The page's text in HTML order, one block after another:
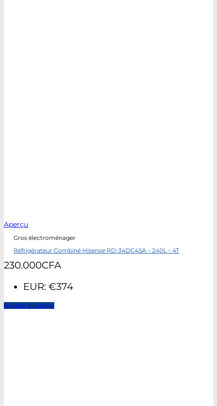
Aperçu
Gros électroménager
Réfrigérateur Combiné Hisense RD-34DC4SA – 240L – 4T
230.000CFA
EUR: €374
Ajouter au panier